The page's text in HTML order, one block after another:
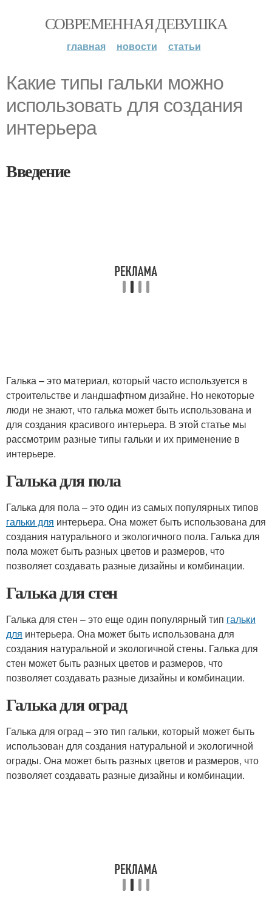
СОВРЕМЕННАЯ ДЕВУШКА
главная новости статьи
Какие типы гальки можно
использовать для создания
интерьера
Введение
Галька – это материал, который часто используется в
строительстве и ландшафтном дизайне. Но некоторые
люди не знают, что галька может быть использована и
для создания красивого интерьера. В этой статье мы
рассмотрим разные типы гальки и их применение в
интерьере.
Галька для пола
Галька для пола – это один из самых популярных типов
гальки для интерьера. Она может быть использована для
создания натурального и экологичного пола. Галька для
пола может быть разных цветов и размеров, что
позволяет создавать разные дизайны и комбинации.
Галька для стен
Галька для стен – это еще один популярный тип гальки
для интерьера. Она может быть использована для
создания натуральной и экологичной стены. Галька для
стен может быть разных цветов и размеров, что
позволяет создавать разные дизайны и комбинации.
Галька для оград
Галька для оград – это тип гальки, который может быть
использован для создания натуральной и экологичной
ограды. Она может быть разных цветов и размеров, что
позволяет создавать разные дизайны и комбинации.